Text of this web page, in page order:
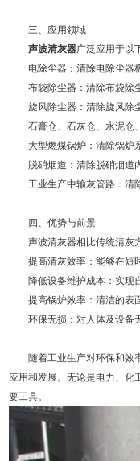
三、应用领域
声波清灰器广泛应用于
电除尘器：清除电除尘器极
布袋除尘器：清除布袋除
旋风除尘器：清除旋风除
石膏仓、石灰仓、水泥仓、
大型燃煤锅炉：清除锅炉系
脱硝烟道：清除脱硝烟道
工业生产中输灰管路：清除
四、优势与前景
声波清灰器相比传统清灰
提高清灰效率：能够在短时
降低设备维护成本：实现自
提高锅炉效率：清洁的表面
环保无损：对人体及设备无
随着工业生产对环保和效率
应用和发展。无论是电力、化
要工具。